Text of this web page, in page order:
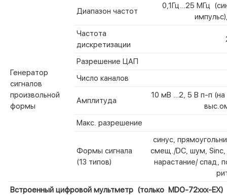
Генератор
сигналов
произвольной
формы
Диапазон частот
0,1Гц…25 МГц
Частота
дискретизации
Разрешение ЦАП
Число каналов
Амплитуда
10 мВ …2, 5 В п-п
Макс. разрешение
Формы сигнала
(13 типов)
синус,
смещ./DC, шум, Sinc,
нарастание/ спад,
Встроенный цифровой мультметр (только MDO-72ххх-EX)